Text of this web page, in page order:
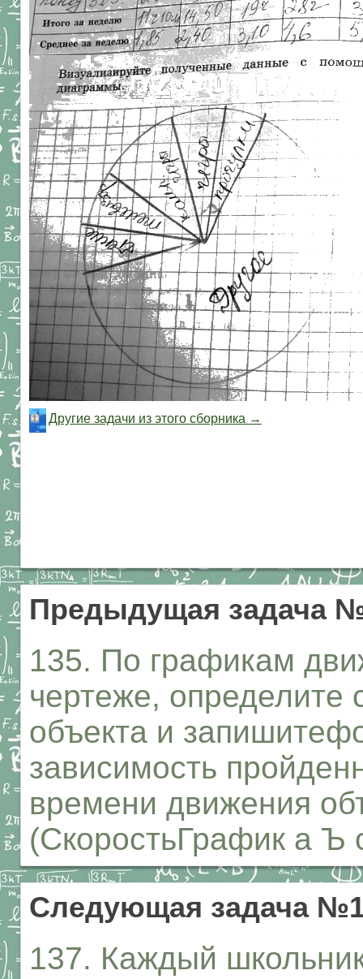
Другие задачи из этого сборника →
Предыдущая задача
135. По графикам
чертеже, определите
объекта и
зависимость
времени движения
(СкоростьГрафик а Ъ
Следующая задача
137. Каждый